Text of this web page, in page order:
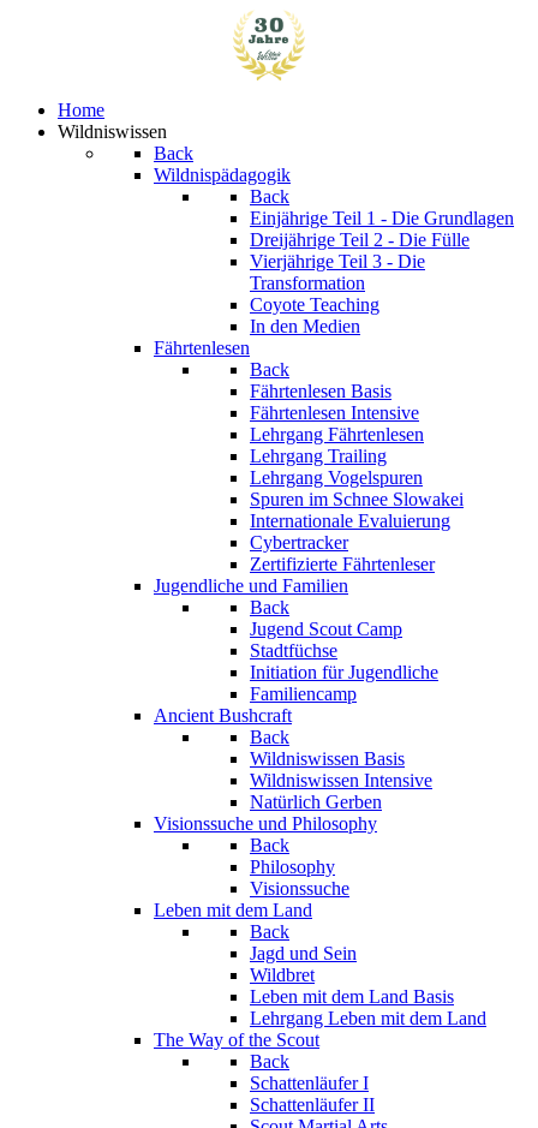
Home
Wildniswissen
Back
Wildnispädagogik
Back
Einjährige Teil 1 - Die Grundlagen
Dreijährige Teil 2 - Die Fülle
Vierjährige Teil 3 - Die
Transformation
Coyote Teaching
In den Medien
Fährtenlesen
Back
Fährtenlesen Basis
Fährtenlesen Intensive
Lehrgang Fährtenlesen
Lehrgang Trailing
Lehrgang Vogelspuren
Spuren im Schnee Slowakei
Internationale Evaluierung
Cybertracker
Zertifizierte Fährtenleser
Jugendliche und Familien
Back
Jugend Scout Camp
Stadtfüchse
Initiation für Jugendliche
Familiencamp
Ancient Bushcraft
Back
Wildniswissen Basis
Wildniswissen Intensive
Natürlich Gerben
Visionssuche und Philosophy
Back
Philosophy
Visionssuche
Leben mit dem Land
Back
Jagd und Sein
Wildbret
Leben mit dem Land Basis
Lehrgang Leben mit dem Land
The Way of the Scout
Back
Schattenläufer I
Schattenläufer II